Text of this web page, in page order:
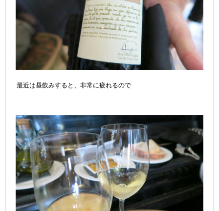
最近は昼飲みすると、非常に疲れるので